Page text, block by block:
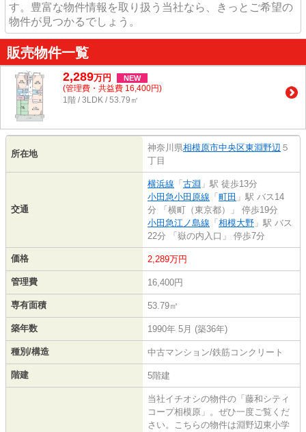
す。豊富な物件情報を取り扱う当社なら、きっとご希望の
物件が見つかるでしょう。
販売物件一覧
2,289万円 NEW
(管理費・共益費 16,400円)
1階 / 3LDK / 53.79㎡
所在地
神奈川県相模原市中央区東淵野辺 ５
丁目
交通
横浜線 「 古淵 」駅 徒歩13分
小田急小田原線 「 町田 」駅 バス14
分 「横町（東京都）」 停歩19分
小田急江ノ島線 「 相模大野 」駅 バス
22分 「嶽の内入口」 停歩7分
価格 2,289万円
管理費 16,400円
専有面積 53.79㎡
築年数 1990年 5月 (築36年)
種別/構造 中古マンション/鉄筋コンクリート
階建 5階建
当社イチオシの物件の「藤和シティ
コープ相模原」。ぜひ一度ご覧くだ
さい。こちらの物件は淵野辺東小学